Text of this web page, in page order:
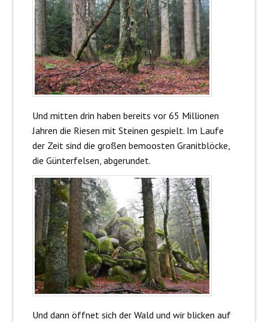
Und mitten drin haben bereits vor 65 Millionen
Jahren die Riesen mit Steinen gespielt. Im Laufe
der Zeit sind die großen bemoosten Granitblöcke,
die Günterfelsen, abgerundet.
Und dann öffnet sich der Wald und wir blicken auf